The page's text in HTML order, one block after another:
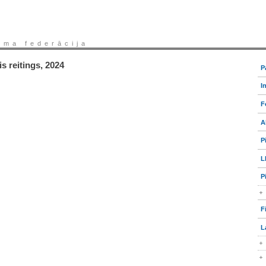
federācija
reitings, 2024